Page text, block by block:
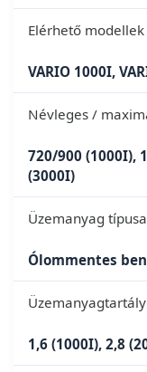
Elérhető modellek
VARIO 1000I,
Névleges /
720/900 (1000I),
(3000I)
Üzemanyag típusa
Ólommentes
1,6 (1000I), 2,8